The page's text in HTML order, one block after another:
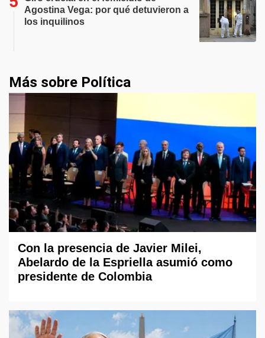
Agostina Vega: por qué detuvieron a
los inquilinos
Más sobre Política
Con la presencia de Javier Milei,
Abelardo de la Espriella asumió como
presidente de Colombia